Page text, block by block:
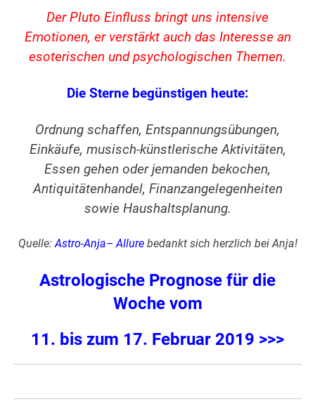
Der Pluto Einfluss bringt uns intensive
Emotionen, er verstärkt auch das Interesse an
esoterischen und psychologischen Themen.
Die Sterne begünstigen heute:
Ordnung schaffen, Entspannungsübungen,
Einkäufe, musisch-künstlerische Aktivitäten,
Essen gehen oder jemanden bekochen,
Antiquitätenhandel, Finanzangelegenheiten
sowie Haushaltsplanung.
Quelle:Astro-Anja–Allure bedankt sich herzlich bei Anja!
Astrologische Prognose für die
Woche vom
11. bis zum 17. Februar 2019 >>>